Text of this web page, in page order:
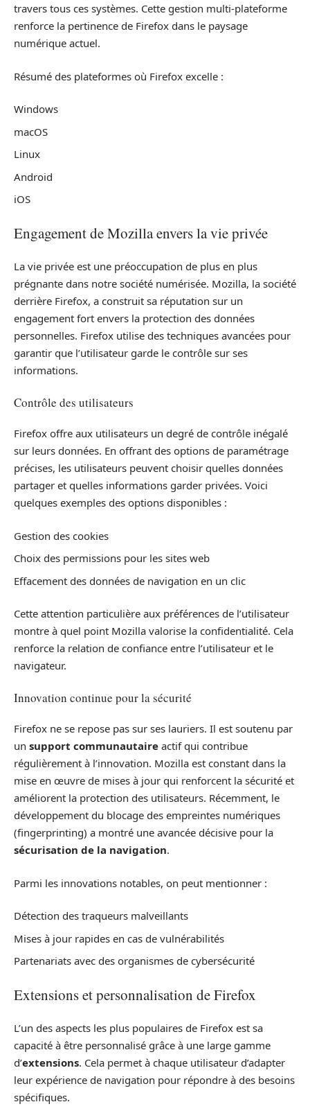
travers tous ces systèmes. Cette gestion multi-plateforme
renforce la pertinence de Firefox dans le paysage
numérique actuel.
Résumé des plateformes où Firefox excelle :
Windows
macOS
Linux
Android
iOS
Engagement de Mozilla envers la vie privée
La vie privée est une préoccupation de plus en plus
prégnante dans notre société numérisée. Mozilla, la société
derrière Firefox, a construit sa réputation sur un
engagement fort envers la protection des données
personnelles. Firefox utilise des techniques avancées pour
garantir que l’utilisateur garde le contrôle sur ses
informations.
Contrôle des utilisateurs
Firefox offre aux utilisateurs un degré de contrôle inégalé
sur leurs données. En offrant des options de paramétrage
précises, les utilisateurs peuvent choisir quelles données
partager et quelles informations garder privées. Voici
quelques exemples des options disponibles :
Gestion des cookies
Choix des permissions pour les sites web
Effacement des données de navigation en un clic
Cette attention particulière aux préférences de l’utilisateur
montre à quel point Mozilla valorise la confidentialité. Cela
renforce la relation de confiance entre l’utilisateur et le
navigateur.
Innovation continue pour la sécurité
Firefox ne se repose pas sur ses lauriers. Il est soutenu par
un support communautaire actif qui contribue
régulièrement à l’innovation. Mozilla est constant dans la
mise en œuvre de mises à jour qui renforcent la sécurité et
améliorent la protection des utilisateurs. Récemment, le
développement du blocage des empreintes numériques
(fingerprinting) a montré une avancée décisive pour la
sécurisation de la navigation.
Parmi les innovations notables, on peut mentionner :
Détection des traqueurs malveillants
Mises à jour rapides en cas de vulnérabilités
Partenariats avec des organismes de cybersécurité
Extensions et personnalisation de Firefox
L’un des aspects les plus populaires de Firefox est sa
capacité à être personnalisé grâce à une large gamme
d’extensions. Cela permet à chaque utilisateur d’adapter
leur expérience de navigation pour répondre à des besoins
spécifiques.